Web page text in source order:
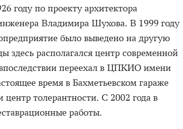
году по проекту архитектора
Владимира Шухова. В 1999 году
было выведено на другую
здесь располагался центр современной
переехал в ЦПКИО имени
время в Бахметьевском гараже
толерантности. С 2002 года в
работы.